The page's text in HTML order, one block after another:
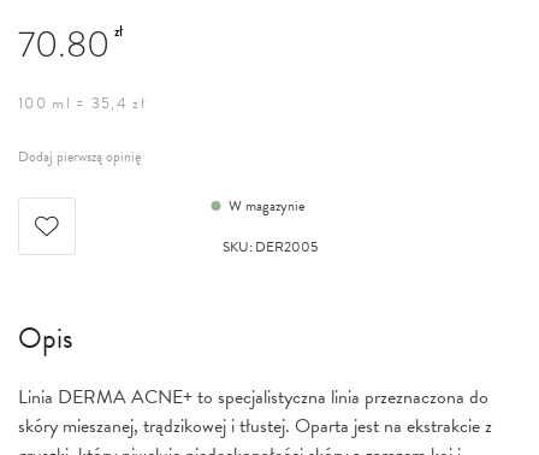
70.80 zł
100 ml = 35,4 zł
Dodaj pierwszą opinię
W magazynie
SKU: DER2005
Opis
Linia DERMA ACNE+ to specjalistyczna linia przeznaczona do
skóry mieszanej, trądzikowej i tłustej. Oparta jest na ekstrakcie z